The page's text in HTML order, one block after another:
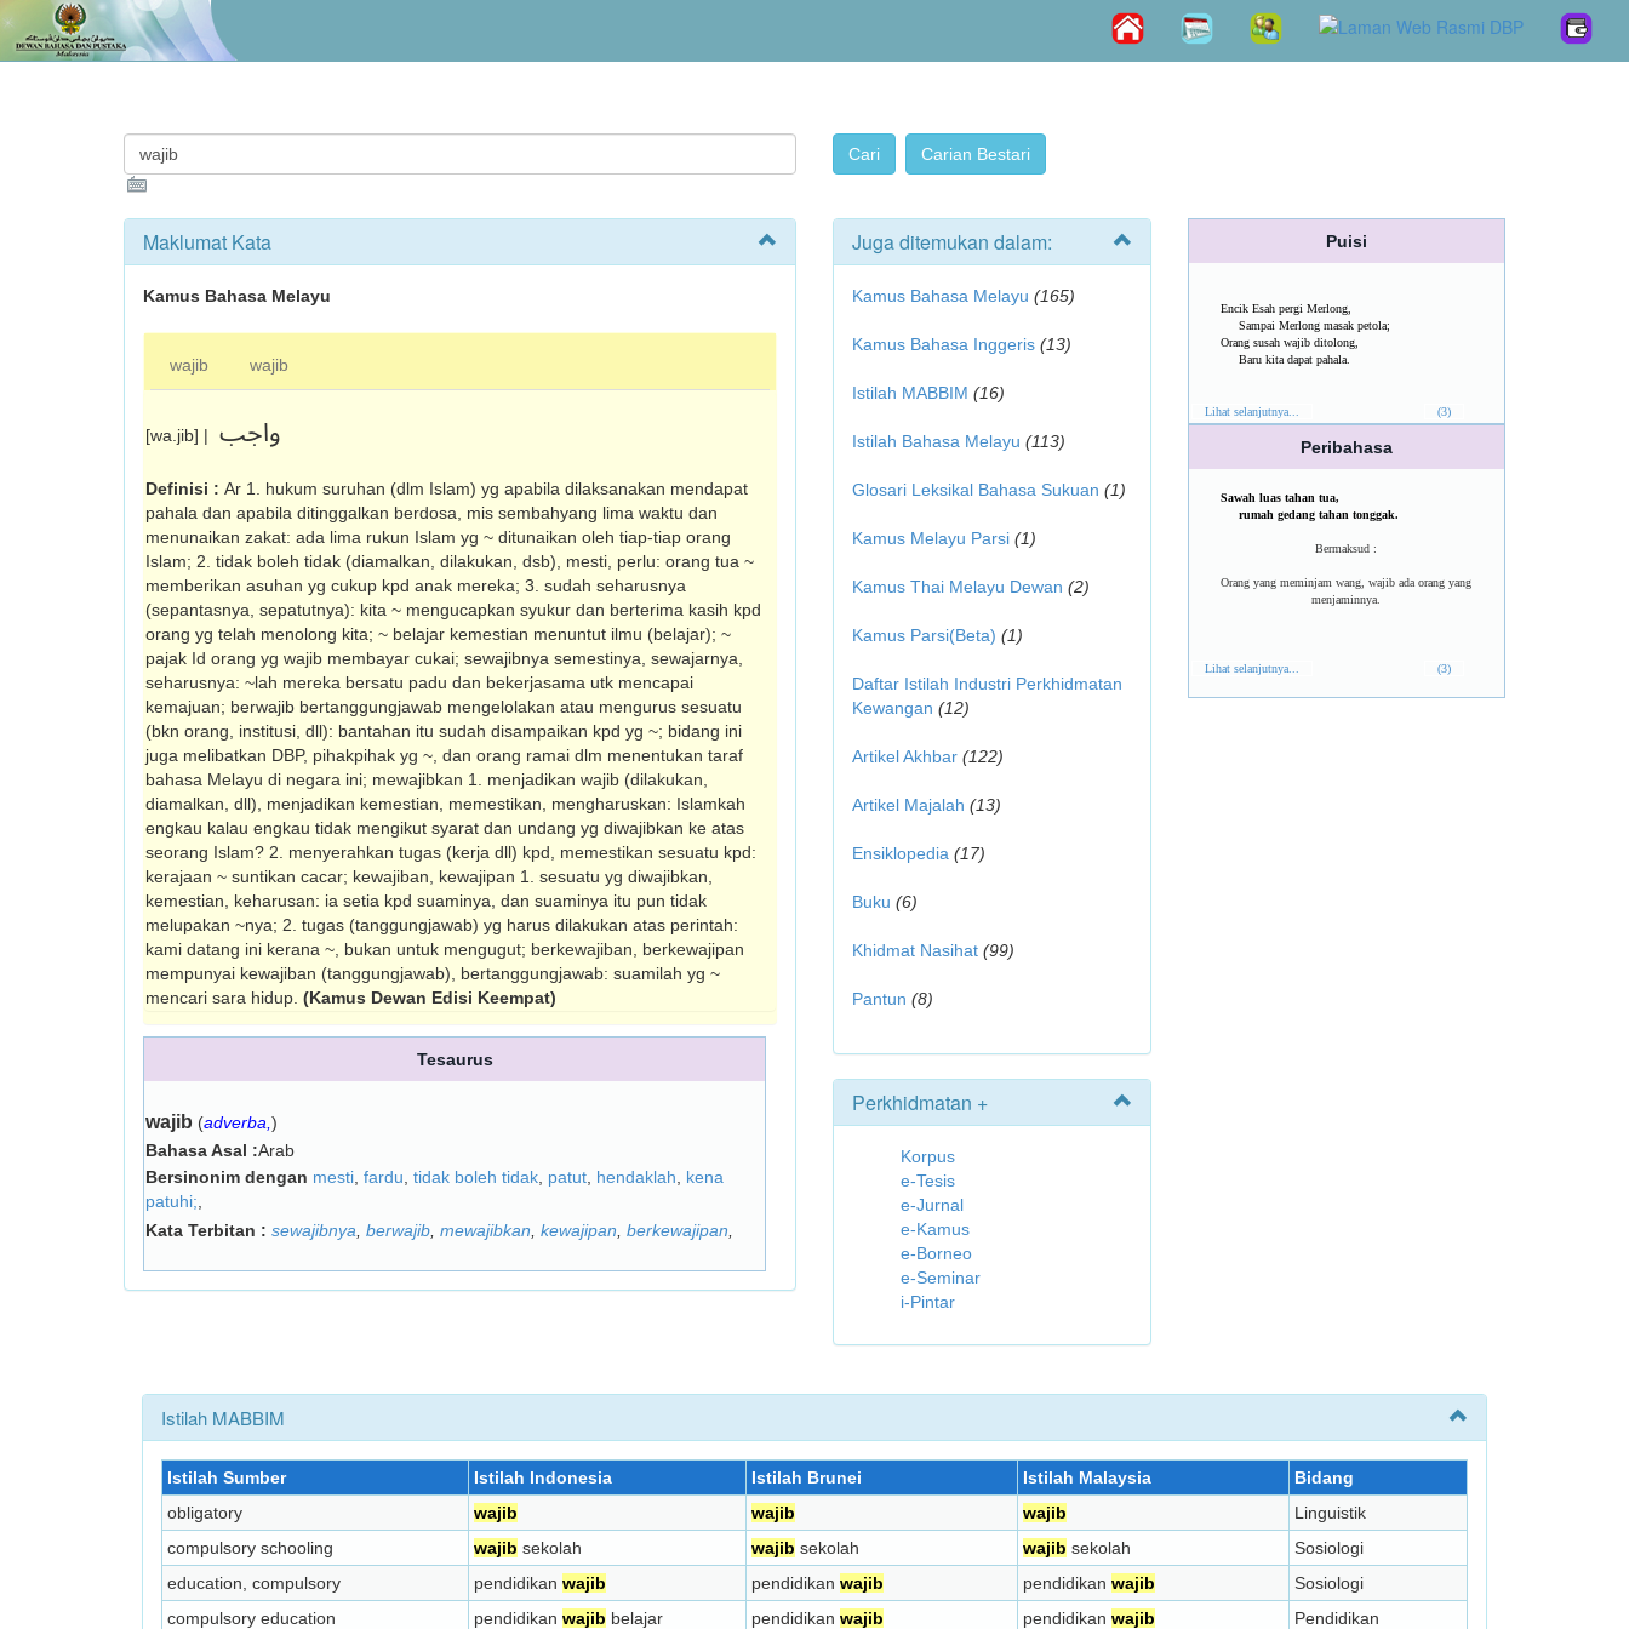
Maklumat Kata
Kamus Bahasa Melayu
wajib wajib
[wa.jib] | واجب
Definisi : Ar 1. hukum suruhan (dlm Islam) yg apabila dilaksanakan mendapat
pahala dan apabila ditinggalkan berdosa, mis sembahyang lima waktu dan
menunaikan zakat: ada lima rukun Islam yg ~ ditunaikan oleh tiap-tiap orang
Islam; 2. tidak boleh tidak (diamalkan, dilakukan, dsb), mesti, perlu: orang tua ~
memberikan asuhan yg cukup kpd anak mereka; 3. sudah seharusnya
(sepantasnya, sepatutnya): kita ~ mengucapkan syukur dan berterima kasih kpd
orang yg telah menolong kita; ~ belajar kemestian menuntut ilmu (belajar); ~
pajak Id orang yg wajib membayar cukai; sewajibnya semestinya, sewajarnya,
seharus­nya: ~lah mereka bersatu padu dan bekerjasama utk mencapai
kemajuan; berwajib bertanggungjawab mengelolakan atau mengurus sesuatu
(bkn orang, institusi, dll): bantahan itu sudah disampaikan kpd yg ~; bidang ini
juga melibatkan DBP, pihakpihak yg ~, dan orang ramai dlm menentukan taraf
bahasa Melayu di negara ini; mewajibkan 1. menjadikan wajib (dilaku­kan,
diamalkan, dll), menjadikan kemestian, memestikan, mengharuskan: Islamkah
engkau kalau engkau tidak mengikut syarat dan undang yg diwajibkan ke atas
seorang Islam? 2. menyerahkan tugas (kerja dll) kpd, memestikan sesuatu kpd:
kerajaan ~ suntikan cacar; kewajiban, kewajipan 1. sesuatu yg diwajib­kan,
kemestian, keharusan: ia setia kpd suaminya, dan suaminya itu pun tidak
melupakan ~nya; 2. tugas (tanggungjawab) yg harus dilakukan atas perintah:
kami datang ini kerana ~, bukan untuk mengugut; berkewajiban, berkewajipan
mempunyai kewajiban (tanggungjawab), bertanggung­jawab: suamilah yg ~
mencari sara hidup. (Kamus Dewan Edisi Keempat)
Tesaurus
wajib (adverba, )
Bahasa Asal :Arab
Bersinonim dengan mesti fardu tidak boleh tidak patut hendaklah
kena
patuhi;
Kata Terbitan : sewajibnya berwajib mewajibkan kewajipan berkewajipan
Juga ditemukan dalam:
Kamus Bahasa Melayu (165)
Kamus Bahasa Inggeris (13)
Istilah MABBIM (16)
Istilah Bahasa Melayu (113)
Glosari Leksikal Bahasa Sukuan (1)
Kamus Melayu Parsi (1)
Kamus Thai Melayu Dewan (2)
Kamus Parsi(Beta) (1)
Daftar Istilah Industri Perkhidmatan
Kewangan (12)
Artikel Akhbar (122)
Artikel Majalah (13)
Ensiklopedia (17)
Buku (6)
Khidmat Nasihat (99)
Pantun (8)
Perkhidmatan +
Korpus
e-Tesis
e-Jurnal
e-Kamus
e-Borneo
e-Seminar
i-Pintar
Puisi
Encik Esah pergi Merlong,
Sampai Merlong masak petola;
Orang susah wajib ditolong,
Baru kita dapat pahala.
Lihat selanjutnya... (3)
Peribahasa
Sawah luas tahan tua,
rumah gedang tahan tonggak.
Bermaksud :
Orang yang meminjam wang, wajib ada orang yang
menjaminnya.
Lihat selanjutnya... (3)
Istilah MABBIM
Istilah Sumber Istilah Indonesia Istilah Brunei Istilah Malaysia
Bidang
obligatory
wajib wajib wajib
Linguistik
compulsory schooling
wajib sekolah wajib sekolah wajib sekolah
Sosiologi
education, compulsory
pendidikan wajib pendidikan wajib pendidikan wajib
Sosiologi
compulsory education
pendidikan wajib belajar pendidikan wajib pendidikan wajib Pendidikan